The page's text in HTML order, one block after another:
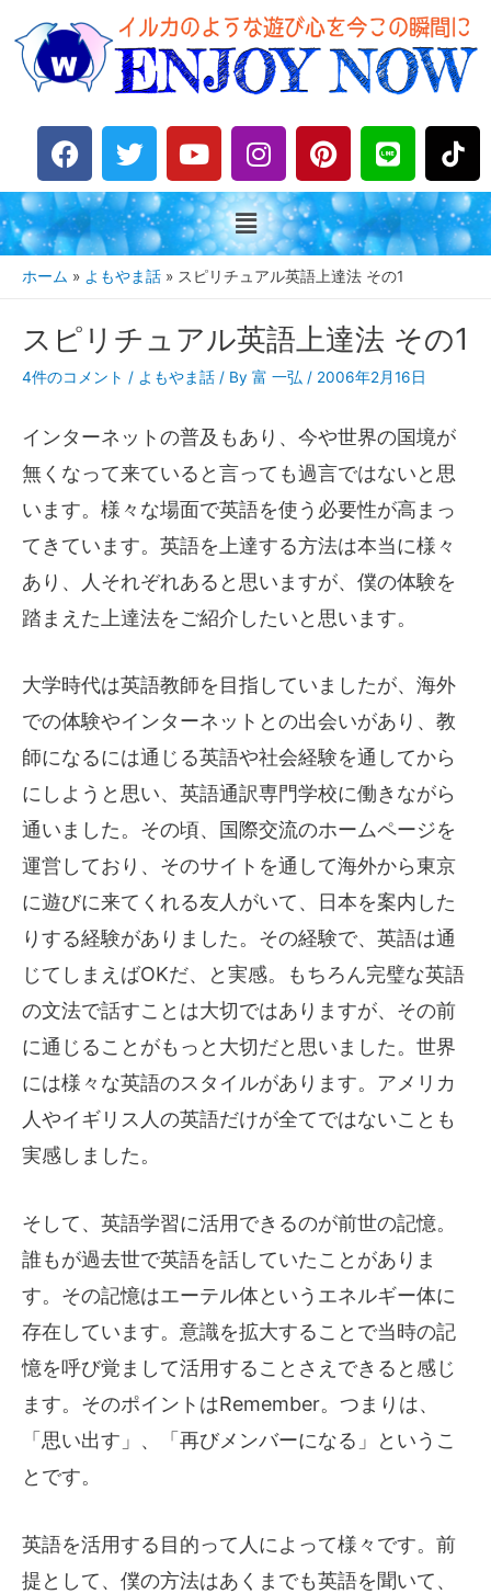
F
a
c
e
b
o
k
T
w
i
t
t
e
Y
o
u
t
u
b
I
n
s
t
a
g
a
m
P
i
n
t
e
r
s
t
L
i
n
e
ホーム よもやま話 スピリチュアル英語上達法 その1
スピリチュアル英語上達法 その1
4件のコメント / よもやま話 / By 富 一弘 / 2006年2月16日
インターネットの普及もあり、今や世界の国境が
無くなって来ていると言っても過言ではないと思
います。様々な場面で英語を使う必要性が高まっ
てきています。英語を上達する方法は本当に様々
あり、人それぞれあると思いますが、僕の体験を
踏まえた上達法をご紹介したいと思います。
大学時代は英語教師を目指していましたが、海外
での体験やインターネットとの出会いがあり、教
師になるには通じる英語や社会経験を通してから
にしようと思い、英語通訳専門学校に働きながら
通いました。その頃、国際交流のホームページを
運営しており、そのサイトを通して海外から東京
に遊びに来てくれる友人がいて、日本を案内した
りする経験がありました。その経験で、英語は通
じてしまえばOKだ、と実感。もちろん完璧な英語
の文法で話すことは大切ではありますが、その前
に通じることがもっと大切だと思いました。世界
には様々な英語のスタイルがあります。アメリカ
人やイギリス人の英語だけが全てではないことも
実感しました。
そして、英語学習に活用できるのが前世の記憶。
誰もが過去世で英語を話していたことがありま
す。その記憶はエーテル体というエネルギー体に
存在しています。意識を拡大することで当時の記
憶を呼び覚まして活用することさえできると感じ
ます。そのポイントはRemember。つまりは、
「思い出す」、「再びメンバーになる」というこ
とです。
英語を活用する目的って人によって様々です。前
提として、僕の方法はあくまでも英語を聞いて、